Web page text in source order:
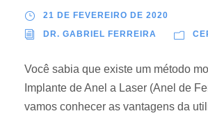
21 DE FEVEREIRO DE 2020
DR. GABRIEL FERREIRA
Você sabia que existe um método
Implante de Anel a Laser (Anel de
vamos conhecer as vantagens da